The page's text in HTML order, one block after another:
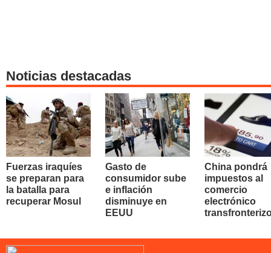
Noticias destacadas
Fuerzas iraquíes
se preparan para
la batalla para
recuperar Mosul
Gasto de
consumidor sube
e inflación
disminuye en
EEUU
China pondrá
impuestos al
comercio
electrónico